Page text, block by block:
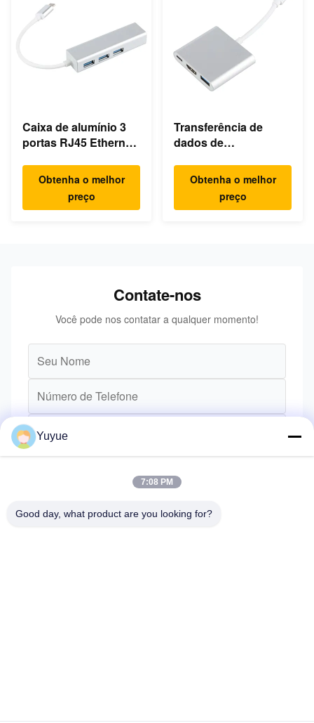
Caixa de alumínio 3
portas RJ45 Ethernet
Obtenha o melhor
preço
Transferência de
dados de
4K HDMI 1080P USB
Type C Hub
Obtenha o melhor
preço
Contate-nos
Você pode nos contatar a qualquer momento!
Yuyue
7:08 PM
Good day, what product are you looking for?